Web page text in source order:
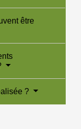
être
?